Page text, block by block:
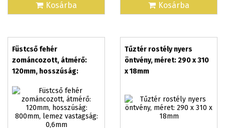
Kosárba Kosárba
Füstcső fehér
zománcozott, átmérő:
120mm, hosszúság:
0,6mm
Tűztér rostély nyers
öntvény, méret: 290 x 310
x 18mm